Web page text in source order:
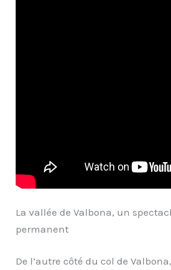
La vallée de Valbona, un
permanent
De l’autre côté du col de